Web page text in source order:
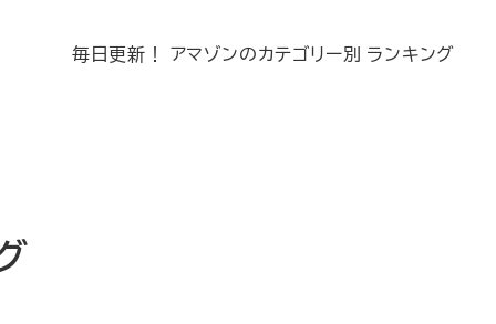
毎日更新！ アマゾンのカテゴリー別 ランキング